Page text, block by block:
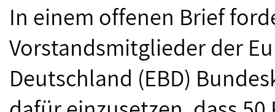
In einem offenen Brief
Vorstandsmitglieder der
Deutschland (EBD)